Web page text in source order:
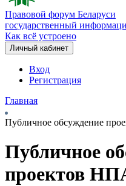
Правовой форум Беларуси
государственный
Как всё устроено
Личный кабинет
Вход
Регистрация
Главная
Публичное обсуждение
Публичное
проектов